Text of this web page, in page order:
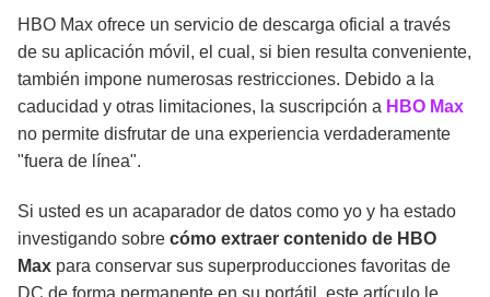
en cuenta?
Preguntas Frecuentes
En Conclusión
HBO Max ofrece un servicio de descarga oficial a través
de su aplicación móvil, el cual, si bien resulta conveniente,
también impone numerosas restricciones. Debido a la
caducidad y otras limitaciones, la suscripción a HBO Max
no permite disfrutar de una experiencia verdaderamente
"fuera de línea".
Si usted es un acaparador de datos como yo y ha estado
investigando sobre cómo extraer contenido de HBO
Max para conservar sus superproducciones favoritas de
DC de forma permanente en su portátil, este artículo le